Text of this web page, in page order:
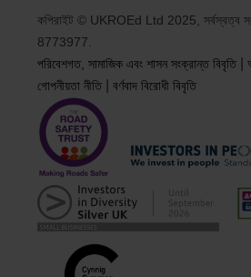
কপিরাইট © UKROEd Ltd 2025, সর্বস্বত্ব
8773977.
পরিবেশগত, সামাজিক এবং শাসন সংক্রান্ত বিবৃতি |
গোপনীয়তা নীতি |বর্ণবাদ বিরোধী বিবৃতি